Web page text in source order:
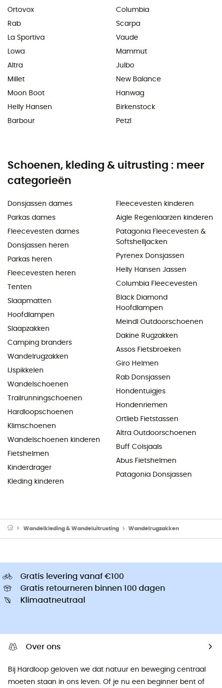
Ortovox
Rab
La Sportiva
Lowa
Altra
Millet
Moon Boot
Helly Hansen
Barbour
Columbia
Scarpa
Vaude
Mammut
Julbo
New Balance
Hanwag
Birkenstock
Petzl
Schoenen, kleding & uitrusting : meer
categorieën
Donsjassen dames
Parkas dames
Fleecevesten dames
Donsjassen heren
Parkas heren
Fleecevesten heren
Tenten
Slaapmatten
Hoofdlampen
Slaapzakken
Camping branders
Wandelrugzakken
IJspikkelen
Wandelschoenen
Trailrunningschoenen
Hardloopschoenen
Klimschoenen
Wandelschoenen kinderen
Fietshelmen
Kinderdrager
Kleding kinderen
Fleecevesten kinderen
Aigle Regenlaarzen kinderen
Patagonia Fleecevesten &
Softshelljacken
Pyrenex Donsjassen
Helly Hansen Jassen
Columbia Fleecevesten
Black Diamond
Hoofdlampen
Meindl Outdoorschoenen
Dakine Rugzakken
Assos Fietsbroeken
Giro Helmen
Rab Donsjassen
Hondentuigjes
Hondenriemen
Ortlieb Fietstassen
Altra Outdoorschoenen
Buff Colsjaals
Abus Fietshelmen
Patagonia Donsjassen
Wandelkleding & Wandeluitrusting Wandelrugzakken
Gratis levering vanaf €100
Gratis retourneren binnen 100 dagen
Klimaatneutraal
Over ons
Bij Hardloop geloven we dat natuur en beweging centraal
moeten staan ​​in ons leven. Of je nu een beginner bent of